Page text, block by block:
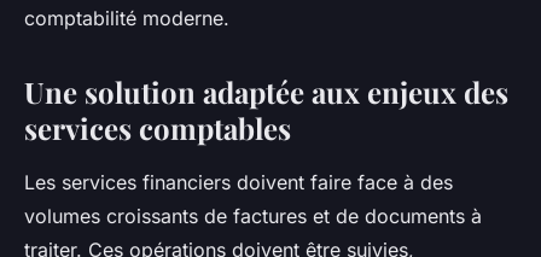
comptabilité moderne.
Une solution adaptée aux enjeux des
services comptables
Les services financiers doivent faire face à des
volumes croissants de factures et de documents à
traiter. Ces opérations doivent être suivies,